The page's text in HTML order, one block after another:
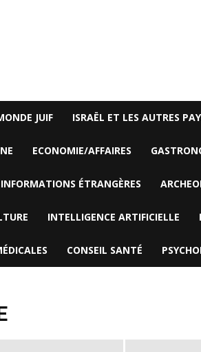
JUIF ISRAËL ET LES AUTRES
ECONOMIE/AFFAIRES
INFORMATIONS ÉTRANGÈRES
INTELLIGENCE ARTIFICIELLE
CONSEIL SANTÉ